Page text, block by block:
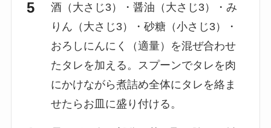
酒（大さじ3）・醤油（大さじ3）・み
りん（大さじ3）・砂糖（小さじ3）・
おろしにんにく（適量）を混ぜ合わせ
たタレを加える。スプーンでタレを肉
にかけながら煮詰め全体にタレを絡ま
せたらお皿に盛り付ける。